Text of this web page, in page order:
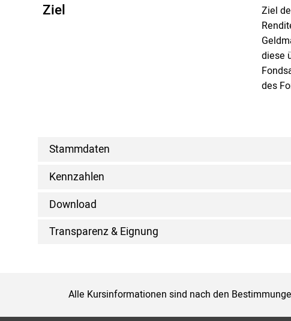
Ziel
Ziel
diese
des
Stammdaten
Kennzahlen
Download
Transparenz & Eignung
Alle Kursinformationen sind nach den